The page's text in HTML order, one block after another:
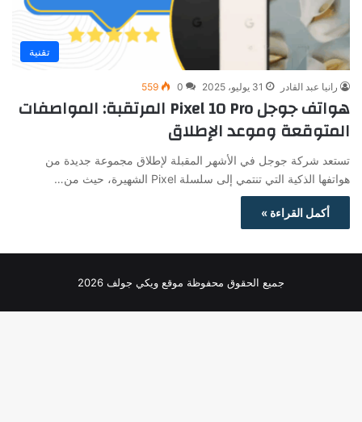
تقنية
رانيا عبد القادر 31 يوليو، 2025 0
559
هواتف جوجل Pixel 10 Pro المرتقبة: المواصفات
المتوقعة وموعد الإطلاق
تستعد شركة جوجل في الأشهر المقبلة لإطلاق مجموعة جديدة من
هواتفها الذكية التي تنتمي إلى سلسلة Pixel الشهيرة، حيث من…
أكمل القراءة »
جميع الحقوق محفوظة موقع ويكي جولف 2026